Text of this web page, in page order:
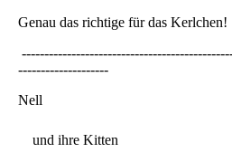
Genau das richtige für das Kerlchen!
--------------------
Nell
und ihre Kitten